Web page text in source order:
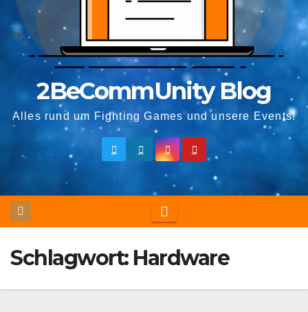
2BeCommUnity Blog
Alles rund um Fighting Games und unsere Events!
Schlagwort: Hardware